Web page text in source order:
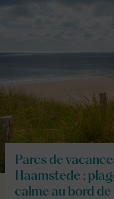
Parcs de
Haamstede :
calme au bord de